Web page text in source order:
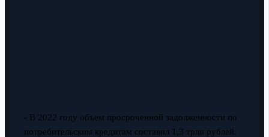
- В 2022 году объем просроченной задолженности по
потребительским кредитам составил 1,3 трлн рублей.